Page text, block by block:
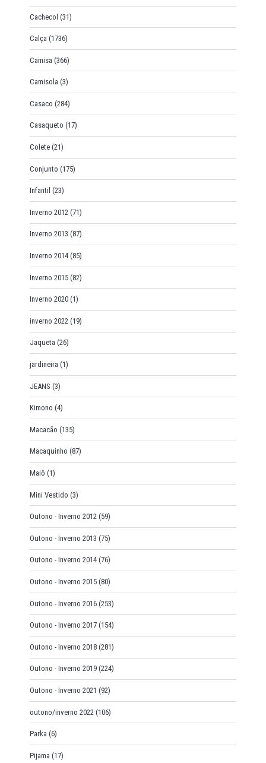
Cachecol (31)
Calça (1736)
Camisa (366)
Camisola (3)
Casaco (284)
Casaqueto (17)
Colete (21)
Conjunto (175)
Infantil (23)
Inverno 2012 (71)
Inverno 2013 (87)
Inverno 2014 (85)
Inverno 2015 (82)
Inverno 2020 (1)
inverno 2022 (19)
Jaqueta (26)
jardineira (1)
JEANS (3)
Kimono (4)
Macacão (135)
Macaquinho (87)
Maiô (1)
Mini Vestido (3)
Outono - Inverno 2012 (59)
Outono - Inverno 2013 (75)
Outono - Inverno 2014 (76)
Outono - Inverno 2015 (80)
Outono - Inverno 2016 (253)
Outono - Inverno 2017 (154)
Outono - Inverno 2018 (281)
Outono - Inverno 2019 (224)
Outono - Inverno 2021 (92)
outono/inverno 2022 (106)
Parka (6)
Pijama (17)